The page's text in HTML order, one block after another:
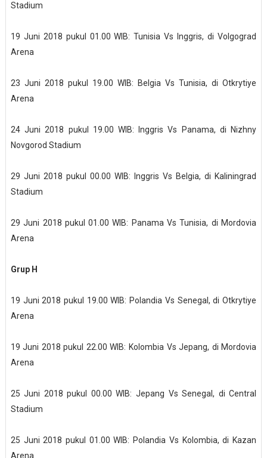
Stadium
19 Juni 2018 pukul 01.00 WIB: Tunisia Vs Inggris, di Volgograd
Arena
23 Juni 2018 pukul 19.00 WIB: Belgia Vs Tunisia, di Otkrytiye
Arena
24 Juni 2018 pukul 19.00 WIB: Inggris Vs Panama, di Nizhny
Novgorod Stadium
29 Juni 2018 pukul 00.00 WIB: Inggris Vs Belgia, di Kaliningrad
Stadium
29 Juni 2018 pukul 01.00 WIB: Panama Vs Tunisia, di Mordovia
Arena
Grup H
19 Juni 2018 pukul 19.00 WIB: Polandia Vs Senegal, di Otkrytiye
Arena
19 Juni 2018 pukul 22.00 WIB: Kolombia Vs Jepang, di Mordovia
Arena
25 Juni 2018 pukul 00.00 WIB: Jepang Vs Senegal, di Central
Stadium
25 Juni 2018 pukul 01.00 WIB: Polandia Vs Kolombia, di Kazan
Arena